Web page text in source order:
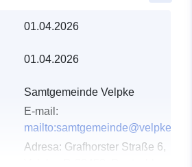
01.04.2026
01.04.2026
Samtgemeinde Velpke
E-mail:
mailto:samtgemeinde@velpke.de
Adresa: Grafhorster Straße 6,